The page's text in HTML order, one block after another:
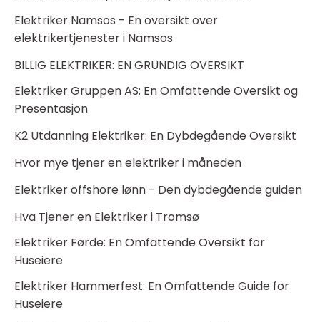
Elektriker Namsos - En oversikt over
elektrikertjenester i Namsos
BILLIG ELEKTRIKER: EN GRUNDIG OVERSIKT
Elektriker Gruppen AS: En Omfattende Oversikt og
Presentasjon
K2 Utdanning Elektriker: En Dybdegående Oversikt
Hvor mye tjener en elektriker i måneden
Elektriker offshore lønn - Den dybdegående guiden
Hva Tjener en Elektriker i Tromsø
Elektriker Førde: En Omfattende Oversikt for
Huseiere
Elektriker Hammerfest: En Omfattende Guide for
Huseiere